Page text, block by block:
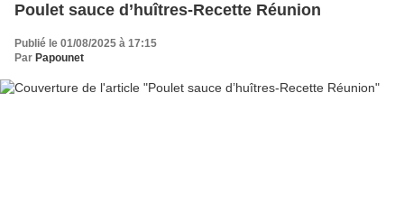
Poulet sauce d’huîtres-Recette Réunion
Publié le 01/08/2025 à 17:15
Par Papounet